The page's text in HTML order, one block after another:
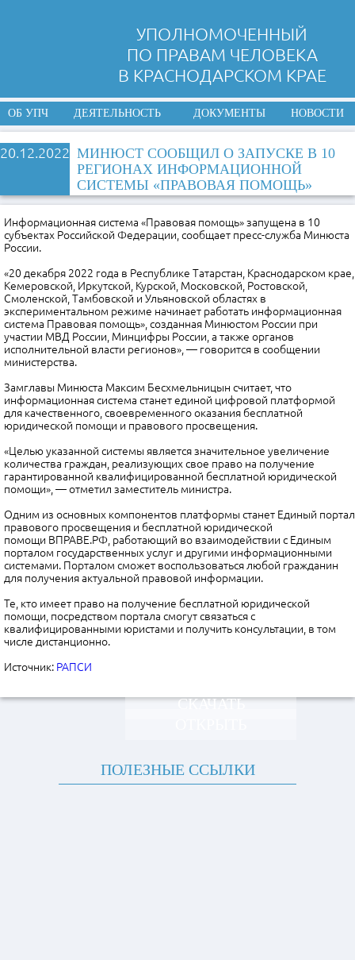
УПОЛНОМОЧЕННЫЙ
ПО ПРАВАМ ЧЕЛОВЕКА
В КРАСНОДАРСКОМ КРАЕ
ОБ УПЧ ДЕЯТЕЛЬНОСТЬ ДОКУМЕНТЫ НОВОСТИ
20.12.2022 МИНЮСТ СООБЩИЛ О ЗАПУСКЕ В 10
РЕГИОНАХ ИНФОРМАЦИОННОЙ
СИСТЕМЫ «ПРАВОВАЯ ПОМОЩЬ»
Информационная система «Правовая помощь» запущена в 10
субъектах Российской Федерации, сообщает пресс-служба Минюста
России.
«20 декабря 2022 года в Республике Татарстан, Краснодарском крае,
Кемеровской, Иркутской, Курской, Московской, Ростовской,
Смоленской, Тамбовской и Ульяновской областях в
экспериментальном режиме начинает работать информационная
система Правовая помощь», созданная Минюстом России при
участии МВД России, Минцифры России, а также органов
исполнительной власти регионов», — говорится в сообщении
министерства.
Замглавы Минюста Максим Бесхмельницын считает, что
информационная система станет единой цифровой платформой
для качественного, своевременного оказания бесплатной
юридической помощи и правового просвещения.
«Целью указанной системы является значительное увеличение
количества граждан, реализующих свое право на получение
гарантированной квалифицированной бесплатной юридической
помощи», — отметил заместитель министра.
Одним из основных компонентов платформы станет Единый портал
правового просвещения и бесплатной юридической
помощи ВПРАВЕ.РФ, работающий во взаимодействии с Единым
порталом государственных услуг и другими информационными
системами. Порталом сможет воспользоваться любой гражданин
для получения актуальной правовой информации.
Те, кто имеет право на получение бесплатной юридической
помощи, посредством портала смогут связаться с
квалифицированными юристами и получить консультации, в том
числе дистанционно.
Источник: РАПСИ
СКАЧАТЬ
ПОЛЕЗНЫЕ ССЫЛКИ